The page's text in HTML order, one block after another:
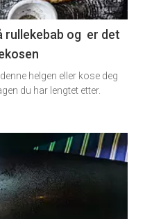
rullekebab og er det
helgen eller kose deg
du har lengtet etter.